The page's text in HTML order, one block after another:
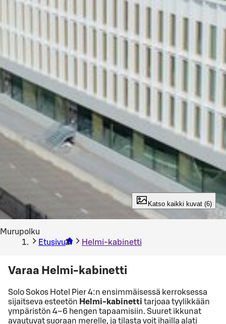
Katso kaikki kuvat (6)
Murupolku
Etusivu
Helmi-kabinetti
Varaa Helmi-kabinetti
Solo Sokos Hotel Pier 4:n ensimmäisessä kerroksessa
sijaitseva esteetön Helmi-kabinetti tarjoaa tyylikkään
ympäristön 4–6 hengen tapaamisiin. Suuret ikkunat
avautuvat suoraan merelle, ja tilasta voit ihailla alati